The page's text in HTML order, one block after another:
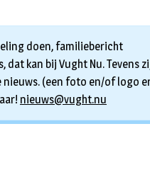
doen, familiebericht
kan bij Vught Nu. Tevens
(een foto en/of logo
nieuws@vught.nu